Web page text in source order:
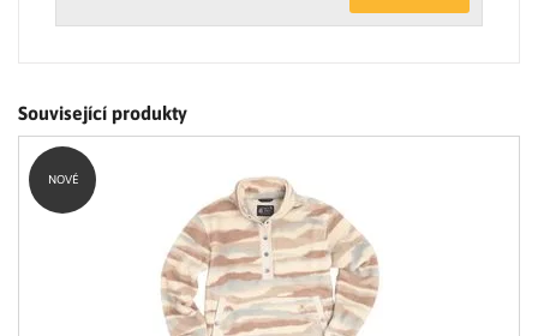
Související produkty
NOVÉ